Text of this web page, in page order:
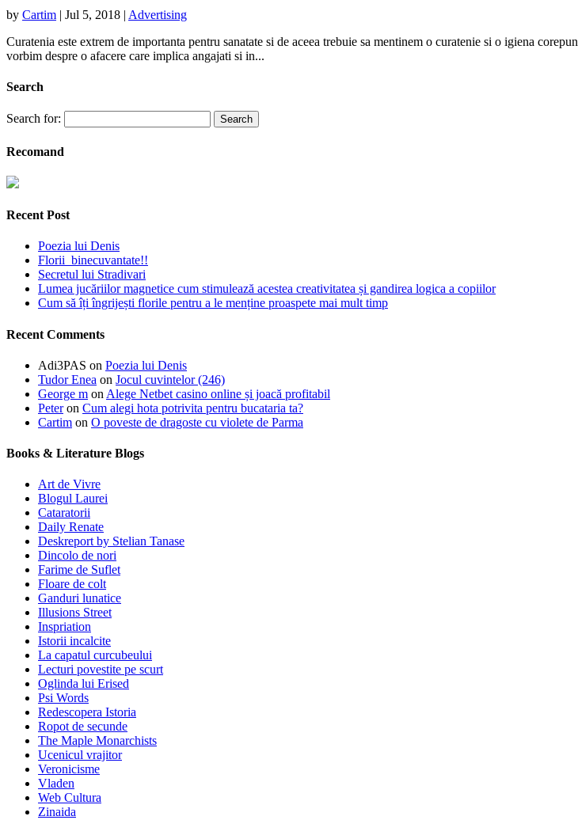
by Cartim | Jul 5, 2018 | Advertising
Curatenia este extrem de importanta pentru sanatate si de aceea trebuie sa mentinem o curatenie si o igiena
vorbim despre o afacere care implica angajati si in...
Search
Search for:
Recomand
Recent Post
Poezia lui Denis
Florii binecuvantate!!
Secretul lui Stradivari
Lumea jucăriilor magnetice cum stimulează acestea creativitatea și gandirea logica a copiilor
Cum să îți îngrijești florile pentru a le menține proaspete mai mult timp
Recent Comments
Adi3PAS on Poezia lui Denis
Tudor Enea on Jocul cuvintelor (246)
George m on Alege Netbet casino online și joacă profitabil
Peteron Cum alegi hota potrivita pentru bucataria ta?
Cartim on O poveste de dragoste cu violete de Parma
Books & Literature Blogs
Art de Vivre
Blogul Laurei
Cataratorii
Daily Renate
Deskreport by Stelian Tanase
Dincolo de nori
Farime de Suflet
Floare de colt
Ganduri lunatice
Illusions Street
Inspriation
Istorii incalcite
La capatul curcubeului
Lecturi povestite pe scurt
Oglinda lui Erised
Psi Words
Redescopera Istoria
Ropot de secunde
The Maple Monarchists
Ucenicul vrajitor
Veronicisme
Vladen
Web Cultura
Zinaida